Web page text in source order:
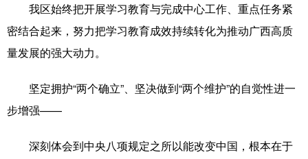
我区始终把开展学习教育与完成中心工作、重点任务紧
密结合起来，努力把学习教育成效持续转化为推动广西高质
量发展的强大动力。
坚定拥护“两个确立”、坚决做到“两个维护”的自觉性进一
步增强——
深刻体会到中央八项规定之所以能改变中国，根本在于